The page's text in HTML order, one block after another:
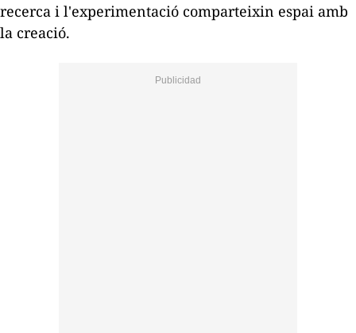
recerca i l'experimentació comparteixin espai amb
la creació.